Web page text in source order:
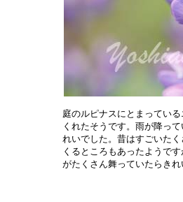
庭のルピナスにとまってい
くれたそうです。雨が降っ
れいでした。昔はすごいた
くるところもあったようで